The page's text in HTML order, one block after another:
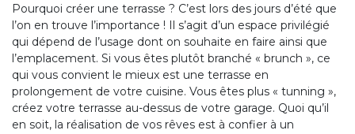
Pourquoi créer une terrasse ? C’est lors des jours d’été que
l’on en trouve l’importance ! Il s’agit d’un espace privilégié
qui dépend de l’usage dont on souhaite en faire ainsi que
l’emplacement. Si vous êtes plutôt branché « brunch », ce
qui vous convient le mieux est une terrasse en
prolongement de votre cuisine. Vous êtes plus « tunning »,
créez votre terrasse au-dessus de votre garage. Quoi qu’il
en soit, la réalisation de vos rêves est à confier à un